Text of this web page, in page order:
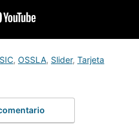
, OSSLA, Slider, Tarjeta